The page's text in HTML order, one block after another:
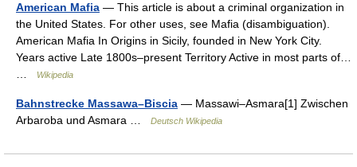
American Mafia — This article is about a criminal organization in
the United States. For other uses, see Mafia (disambiguation).
American Mafia In Origins in Sicily, founded in New York City.
Years active Late 1800s–present Territory Active in most parts of…
Wikipedia
Bahnstrecke Massawa–Biscia — Massawi–Asmara[1] Zwischen
Arbaroba und Asmara …
Deutsch Wikipedia